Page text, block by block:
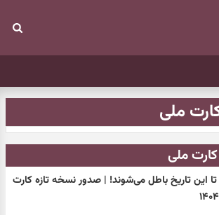
ملی
ملی
این تاریخ باطل می‌شوند! | صدور نسخه تازه کارت